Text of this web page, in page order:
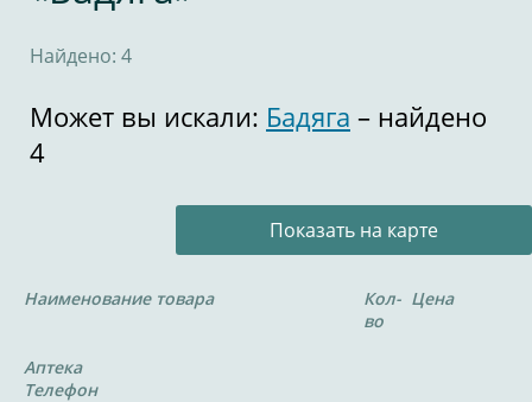
Найдено: 4
Может вы искали: Бадяга – найдено
4
Показать на карте
Наименование товара
Кол-
во
Цена
Аптека
Телефон